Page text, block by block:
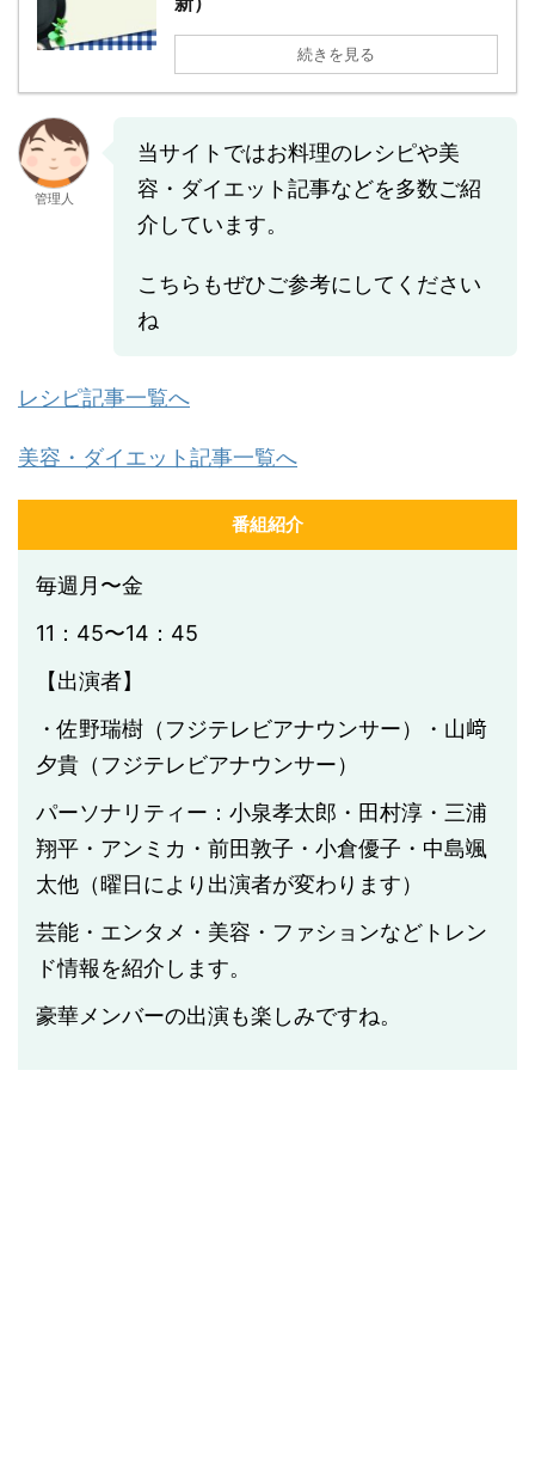
続きを見る
管理人
当サイトではお料理のレシピや美
容・ダイエット記事などを多数ご紹
介しています。
こちらもぜひご参考にしてください
ね
レシピ記事一覧へ
美容・ダイエット記事一覧へ
番組紹介
毎週月〜金
11：45〜14：45
【出演者】
・佐野瑞樹（フジテレビアナウンサー）・山﨑
夕貴（フジテレビアナウンサー）
パーソナリティー：小泉孝太郎・田村淳・三浦
翔平・アンミカ・前田敦子・小倉優子・中島颯
太他（曜日により出演者が変わります）
芸能・エンタメ・美容・ファションなどトレン
ド情報を紹介します。
豪華メンバーの出演も楽しみですね。